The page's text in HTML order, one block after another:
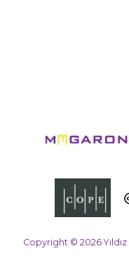
Copyright © 2026